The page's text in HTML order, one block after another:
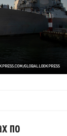
GLOBALLOOKPRESS
по